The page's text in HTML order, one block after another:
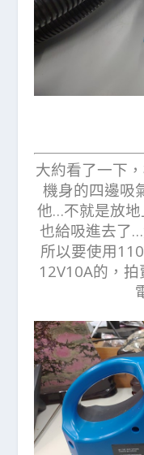
大約看了一下
機身的四邊吸
他…不就是放
也給吸進去了
所以要使用
12V10A的，